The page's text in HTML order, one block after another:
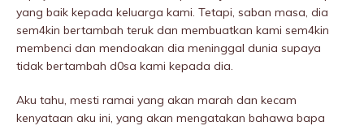
yang baik kepada keluarga kami. Tetapi, saban masa, dia
sem4kin bertambah teruk dan membuatkan kami sem4kin
membenci dan mendoakan dia meninggaI dunia supaya
tidak bertambah d0sa kami kepada dia.
Aku tahu, mesti ramai yang akan marah dan kecam
kenyataan aku ini, yang akan mengatakan bahawa bapa